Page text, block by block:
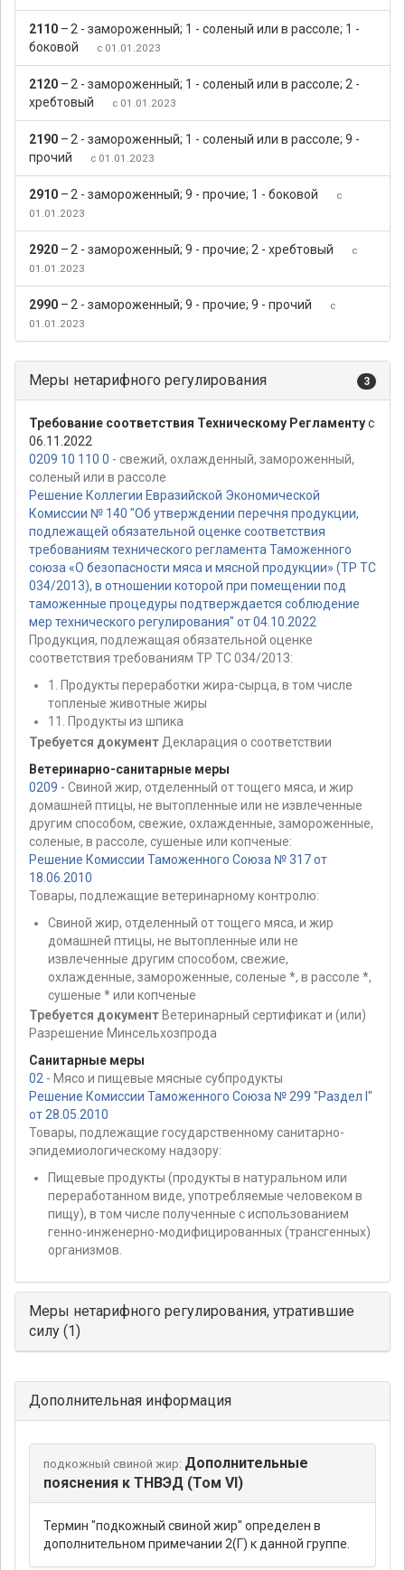
2110 – 2 - замороженный; 1 - соленый или в рассоле; 1 -
боковой
с 01.01.2023
2120 – 2 - замороженный; 1 - соленый или в рассоле; 2 -
хребтовый
с 01.01.2023
2190 – 2 - замороженный; 1 - соленый или в рассоле; 9 -
прочий
с 01.01.2023
2910 – 2 - замороженный; 9 - прочие; 1 - боковой
с
01.01.2023
2920 – 2 - замороженный; 9 - прочие; 2 - хребтовый
с
01.01.2023
2990 – 2 - замороженный; 9 - прочие; 9 - прочий
с
01.01.2023
Меры нетарифного регулирования 3
Требование соответствия Техническому Регламентус
06.11.2022
0209 10 110 0 - свежий, охлажденный, замороженный,
соленый или в рассоле
Решение Коллегии Евразийской Экономической
Комиссии № 140 "Об утверждении перечня продукции,
подлежащей обязательной оценке соответствия
требованиям технического регламента Таможенного
союза «О безопасности мяса и мясной продукции» (ТР ТС
034/2013), в отношении которой при помещении под
таможенные процедуры подтверждается соблюдение
мер технического регулирования" от 04.10.2022
Продукция, подлежащая обязательной оценке
соответствия требованиям ТР ТС 034/2013:
1. Продукты переработки жира-сырца, в том числе
топленые животные жиры
11. Продукты из шпика
Требуется документ Декларация о соответствии
Ветеринарно-санитарные меры
0209 - Свиной жир, отделенный от тощего мяса, и жир
домашней птицы, не вытопленные или не извлеченные
другим способом, свежие, охлажденные, замороженные,
соленые, в рассоле, сушеные или копченые:
Решение Комиссии Таможенного Союза № 317 от
18.06.2010
Товары, подлежащие ветеринарному контролю:
Свиной жир, отделенный от тощего мяса, и жир
домашней птицы, не вытопленные или не
извлеченные другим способом, свежие,
охлажденные, замороженные, соленые *, в рассоле *,
сушеные * или копченые
Требуется документ Ветеринарный сертификат и (или)
Разрешение Минсельхозпрода
Санитарные меры
02 - Мясо и пищевые мясные субпродукты
Решение Комиссии Таможенного Союза № 299 "Раздел I"
от 28.05.2010
Товары, подлежащие государственному санитарно-
эпидемиологическому надзору:
Пищевые продукты (продукты в натуральном или
переработанном виде, употребляемые человеком в
пищу), в том числе полученные с использованием
генно-инженерно-модифицированных (трансгенных)
организмов.
Меры нетарифного регулирования, утратившие
силу (1)
Дополнительная информация
подкожный свиной жир: Дополнительные
пояснения к ТНВЭД (Том VI)
Термин "подкожный свиной жир" определен в
дополнительном примечании 2(Г) к данной группе.